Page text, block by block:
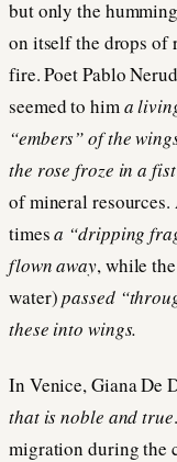
but only the
on itself the drops of
fire. Poet Pablo
seemed to hima
“embers” of the
the rose froze in a
of mineral
timesa “dripping
flown away, while
water)passed
these into wings.
In Venice, Giana De
that is noble and true
migration during the